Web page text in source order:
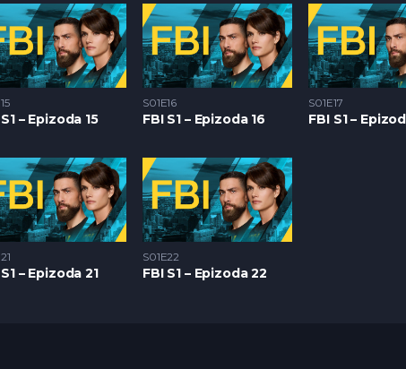
– Epizoda 15
S01E16
FBI S1 – Epizoda 16
S01E17
FBI S1 –
– Epizoda 21
S01E22
FBI S1 – Epizoda 22